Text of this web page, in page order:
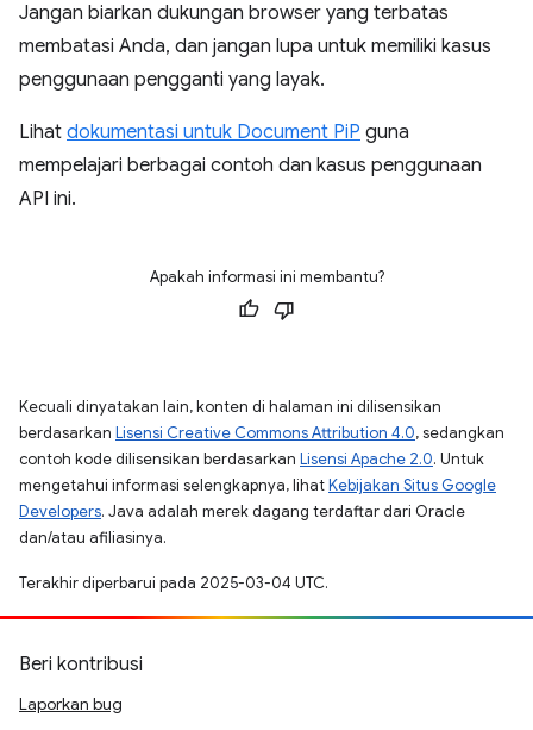
Jangan biarkan dukungan browser yang terbatas
membatasi Anda, dan jangan lupa untuk memiliki kasus
penggunaan pengganti yang layak.
Lihat dokumentasi untuk Document PiP guna
mempelajari berbagai contoh dan kasus penggunaan
API ini.
Apakah informasi ini membantu?
Kecuali dinyatakan lain, konten di halaman ini dilisensikan
berdasarkan Lisensi Creative Commons Attribution 4.0, sedangkan
contoh kode dilisensikan berdasarkan Lisensi Apache 2.0. Untuk
mengetahui informasi selengkapnya, lihatKebijakan Situs Google
Developers. Java adalah merek dagang terdaftar dari Oracle
dan/atau afiliasinya.
Terakhir diperbarui pada 2025-03-04 UTC.
Beri kontribusi
Laporkan bug